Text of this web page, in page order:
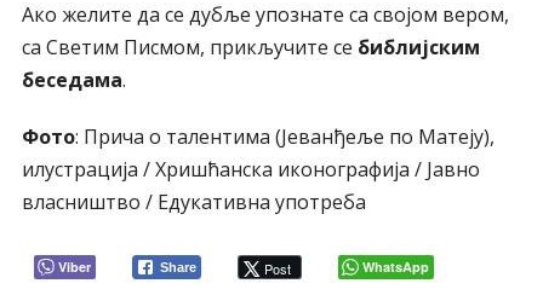
Ако желите да се дубље упознате са својом вером,
са Светим Писмом, прикључите се библијским
беседама.
Фото: Прича о талентима (Јеванђеље по Матеју),
илустрација / Хришћанска иконографија / Јавно
власништво / Едукативна употреба
Viber Share Post WhatsApp